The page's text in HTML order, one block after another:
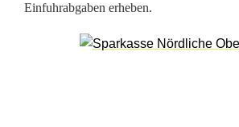
h
Einfuhrabgaben erheben.